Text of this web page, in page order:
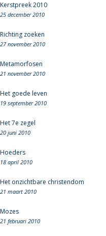
Kerstpreek 2010
25 december 2010
Richting zoeken
27 november 2010
Metamorfosen
21 november 2010
Het goede leven
19 september 2010
Het 7e zegel
20 juni 2010
Hoeders
18 april 2010
Het onzichtbare christendom
21 maart 2010
Mozes
21 februari 2010